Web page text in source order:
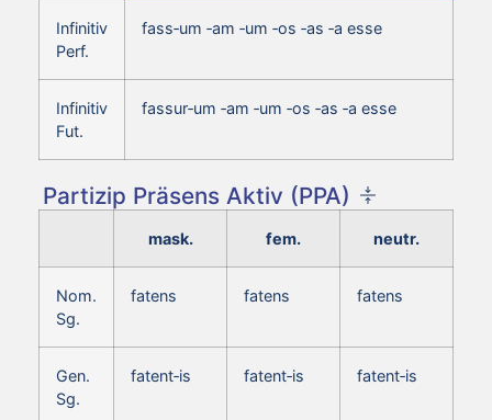
Infinitiv
Perf.
fass‑um ‑am ‑um ‑os ‑as ‑a esse
Infinitiv
Fut.
fassur‑um ‑am ‑um ‑os ‑as ‑a esse
Partizip Präsens Aktiv (PPA)
mask. fem. neutr.
Nom.
Sg.
fatens fatens fatens
Gen.
Sg.
fatent‑is fatent‑is fatent‑is